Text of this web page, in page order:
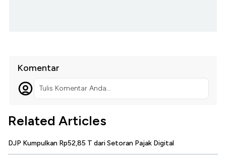
Komentar
Tulis Komentar Anda...
Related Articles
DJP Kumpulkan Rp52,85 T dari Setoran Pajak Digital